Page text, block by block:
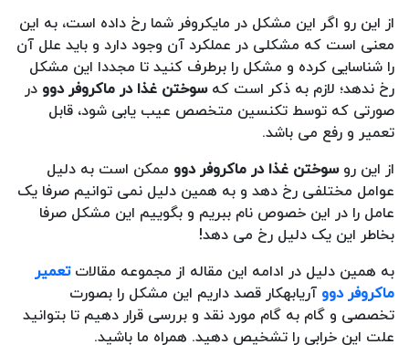
از این رو اگر این مشکل در مایکروفر شما رخ داده است، به این
معنی است که مشکلی در عملکرد آن وجود دارد و باید علل آن
را شناسایی کرده و مشکل را برطرف کنید تا مجددا این مشکل
رخ ندهد؛ لازم به ذکر است کهسوختن غذا در ماکروفر دوو در
صورتی که توسط تکنسین متخصص عیب یابی شود، قابل
تعمیر و رفع می باشد.
از این روسوختن غذا در ماکروفر دوو ممکن است به دلیل
عوامل مختلفی رخ دهد و به همین دلیل نمی توانیم صرفا یک
عامل را در این خصوص نام ببریم و بگوییم این مشکل صرفا
بخاطر این یک دلیل رخ می دهد!
به همین دلیل در ادامه این مقاله از مجموعه مقالاتتعمیر
ماکروفر دوو آریابهکار قصد داریم این مشکل را بصورت
تخصصی و گام به گام مورد نقد و بررسی قرار دهیم تا بتوانید
علت این خرابی را تشخیص دهید. همراه ما باشید.